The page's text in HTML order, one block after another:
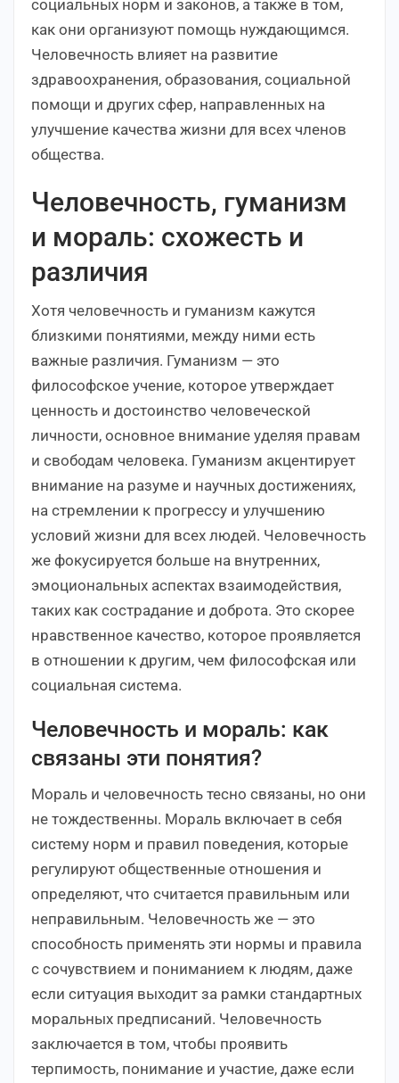
социальных норм и законов, а также в том,
как они организуют помощь нуждающимся.
Человечность влияет на развитие
здравоохранения, образования, социальной
помощи и других сфер, направленных на
улучшение качества жизни для всех членов
общества.
Человечность, гуманизм
и мораль: схожесть и
различия
Хотя человечность и гуманизм кажутся
близкими понятиями, между ними есть
важные различия. Гуманизм — это
философское учение, которое утверждает
ценность и достоинство человеческой
личности, основное внимание уделяя правам
и свободам человека. Гуманизм акцентирует
внимание на разуме и научных достижениях,
на стремлении к прогрессу и улучшению
условий жизни для всех людей. Человечность
же фокусируется больше на внутренних,
эмоциональных аспектах взаимодействия,
таких как сострадание и доброта. Это скорее
нравственное качество, которое проявляется
в отношении к другим, чем философская или
социальная система.
Человечность и мораль: как
связаны эти понятия?
Мораль и человечность тесно связаны, но они
не тождественны. Мораль включает в себя
систему норм и правил поведения, которые
регулируют общественные отношения и
определяют, что считается правильным или
неправильным. Человечность же — это
способность применять эти нормы и правила
с сочувствием и пониманием к людям, даже
если ситуация выходит за рамки стандартных
моральных предписаний. Человечность
заключается в том, чтобы проявить
терпимость, понимание и участие, даже если